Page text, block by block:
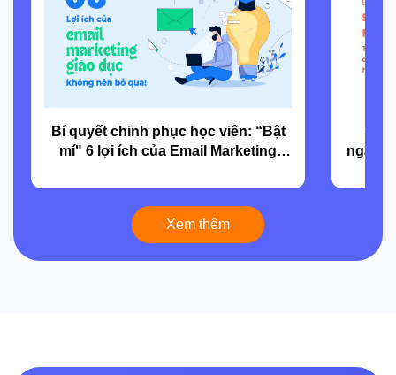
Bí quyết chinh phục học viên: “Bật
mí" 6 lợi ích của Email Marketing
Sử
ngành
Xem thêm